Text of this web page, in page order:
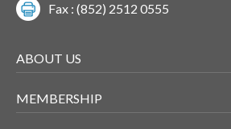
Fax : (852) 2512 0555
ABOUT US
MEMBERSHIP